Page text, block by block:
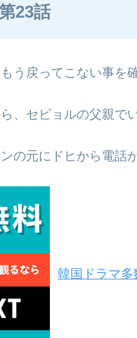
23話
う戻ってこない事を
、セビョルの父親で
の元にドヒから電話
韓国ドラマ多